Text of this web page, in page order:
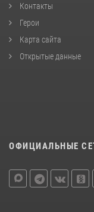
Контакты
Герои
Карта сайта
Открытые данные
ОФИЦИАЛЬНЫЕ